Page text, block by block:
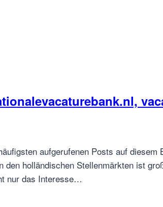
aufgerufenen Posts auf
holländischen Stellenmärkten ist
nur das Interesse…